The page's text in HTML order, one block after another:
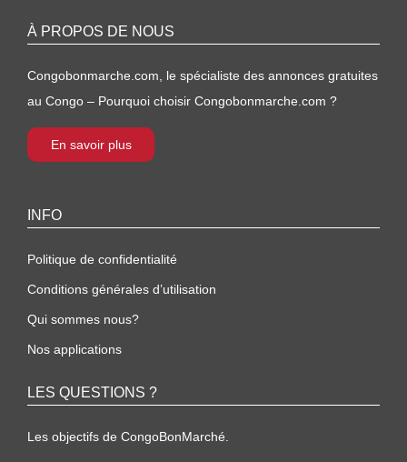
À PROPOS DE NOUS
Congobonmarche.com, le spécialiste des annonces gratuites
au Congo – Pourquoi choisir Congobonmarche.com ?
En savoir plus
INFO
Politique de confidentialité
Conditions générales d’utilisation
Qui sommes nous?
Nos applications
LES QUESTIONS ?
Les objectifs de CongoBonMarché.